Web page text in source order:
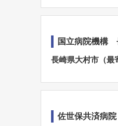
国立病院機構
長崎県大村市（最
佐世保共済病院